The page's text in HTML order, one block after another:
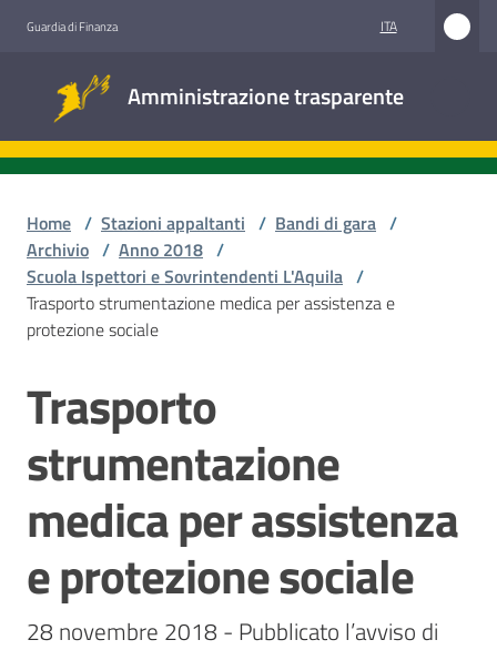
Guardia di Finanza ITA
Amministrazione trasparente
trasparente
Accesso
civico
appaltanti
Home / Stazioni appaltanti / Bandi di gara /
Archivio / Anno 2018 /
Scuola Ispettori e Sovrintendenti L'Aquila /
Trasporto strumentazione medica per assistenza e
protezione sociale
Salta al contenuto
Trasporto
strumentazione
medica per assistenza
e protezione sociale
28 novembre 2018 - Pubblicato l’avviso di